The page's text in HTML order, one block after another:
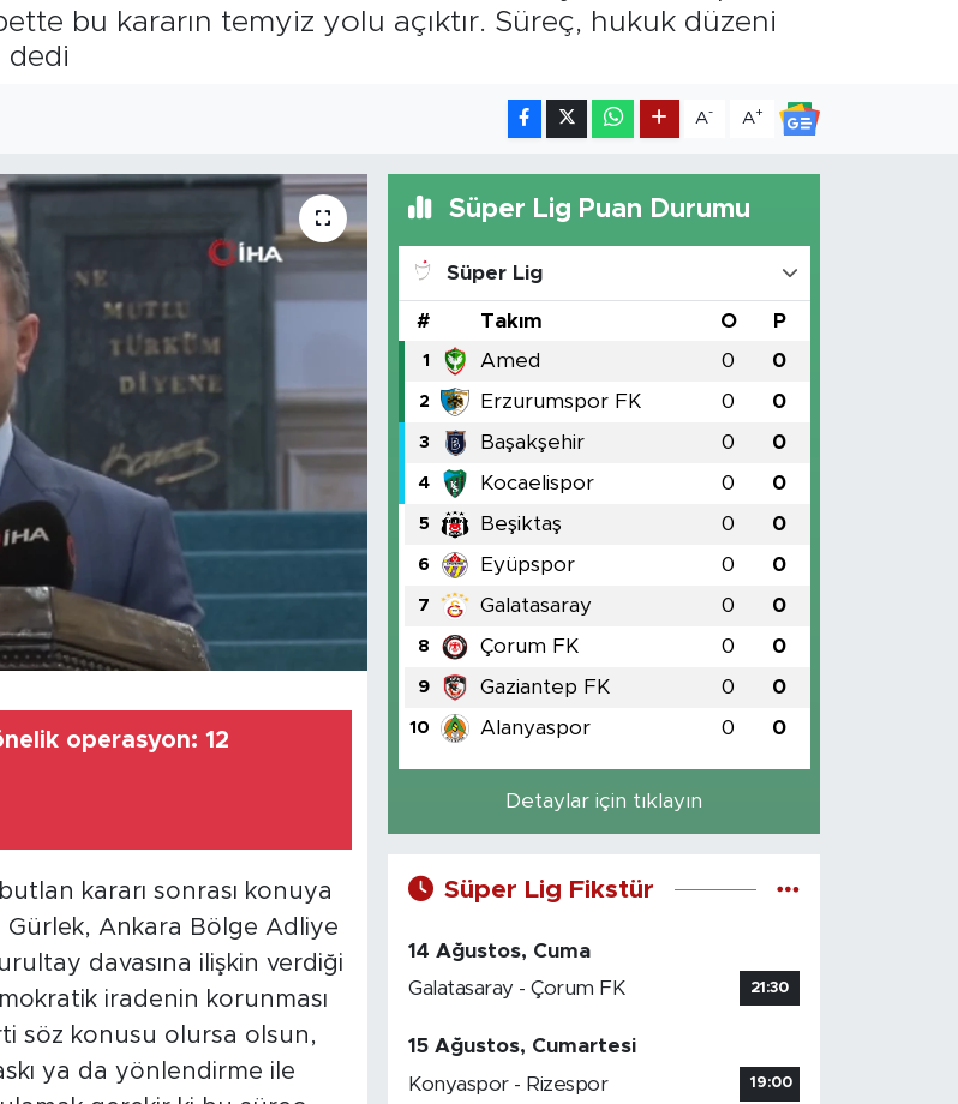
bu kararın temyiz yolu açıktır. Süreç, hukuk düzeni
dedi
A- A+
operasyon: 12
kararı sonrası konuya
Gürlek, Ankara Bölge Adliye
davasına ilişkin verdiği
iradenin korunması
söz konusu olursa olsun,
ya da yönlendirme ile
Süper Lig Puan Durumu
Süper Lig
# Takım O P
1 Amed 0 0
2 Erzurumspor FK 0 0
3 Başakşehir 0 0
4 Kocaelispor 0 0
5 Beşiktaş 0 0
6 Eyüpspor 0 0
7 Galatasaray 0 0
8 Çorum FK 0 0
9 Gaziantep FK 0 0
10 Alanyaspor 0 0
Detaylar için tıklayın
Süper Lig Fikstür
14 Ağustos, Cuma
Galatasaray - Çorum FK
21:30
15 Ağustos, Cumartesi
Konyaspor - Rizespor
19:00